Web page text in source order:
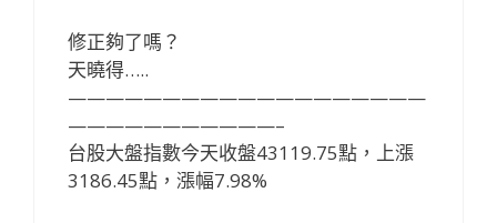
修正夠了嗎？
天曉得…..
———————————————————
———————————–
台股大盤指數今天收盤43119.75點，上漲
3186.45點，漲幅7.98%